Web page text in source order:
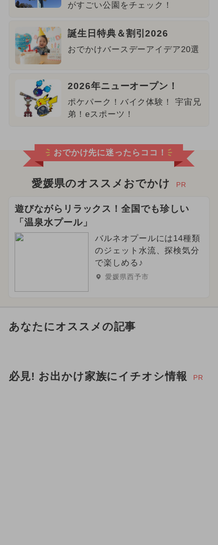
がすごい公園をチェック！
誕生日特典＆割引2026
おでかけバースデーアイデア20選
2026年ニューオープン！
ポケパーク！バイク体験！ 宇宙兄
弟！eスポーツ！
おでかけ先に迷ったらココ！
愛媛県のオススメおでかけ PR
遊びながらリラックス！全国でも珍しい
「温泉水プール」
バルネオプールには14種類
のジェット水流、探検気分
で楽しめる♪
愛媛県西予市
あなたにオススメの記事
必見! お出かけ家族にイチオシ情報 PR